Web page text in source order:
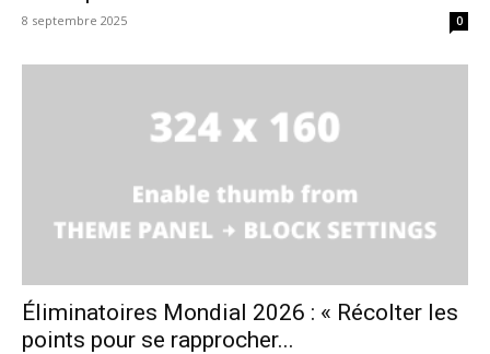
8 septembre 2025 0
Éliminatoires Mondial 2026 : « Récolter les
points pour se rapprocher...